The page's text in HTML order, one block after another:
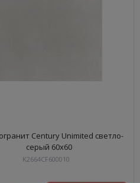
Century Unimited светло-
серый 60х60
K2664CF600010